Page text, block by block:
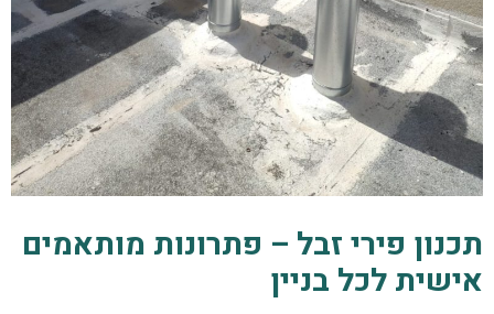
תכנון פירי זבל – פתרונות מותאמים
אישית לכל בניין